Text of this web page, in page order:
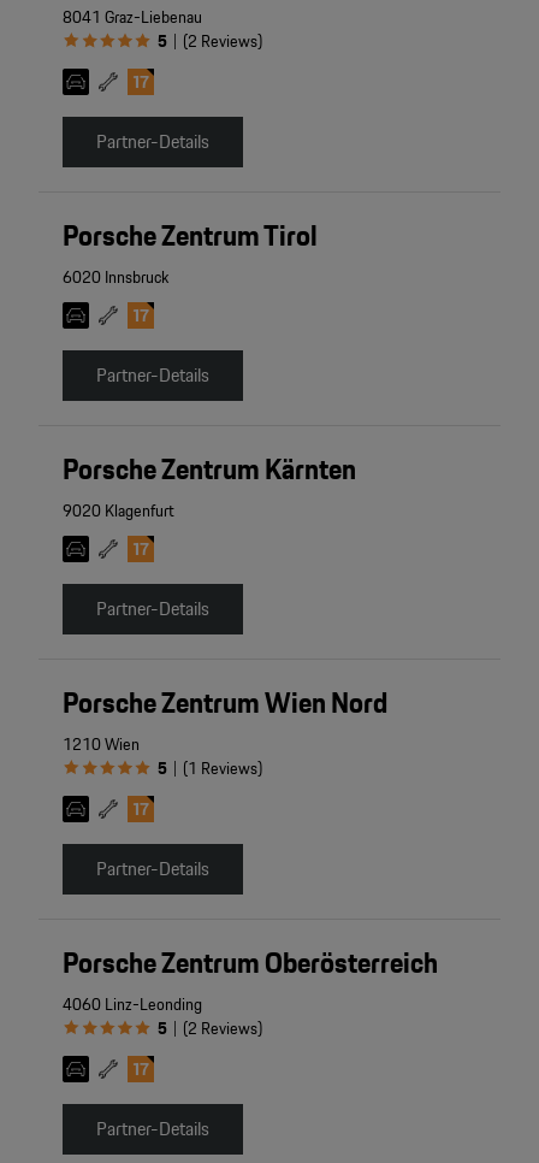
8041 Graz-Liebenau
5 | (2 Reviews)
Partner-Details
Porsche Zentrum Tirol
6020 Innsbruck
Partner-Details
Porsche Zentrum Kärnten
9020 Klagenfurt
Partner-Details
Porsche Zentrum Wien Nord
1210 Wien
5 | (1 Reviews)
Partner-Details
Porsche Zentrum Oberösterreich
4060 Linz-Leonding
5 | (2 Reviews)
Partner-Details
2